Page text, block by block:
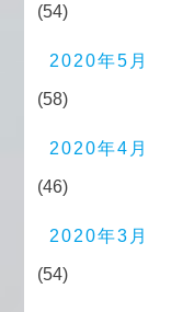
(54)
2020年5月
(58)
2020年4月
(46)
2020年3月
(54)